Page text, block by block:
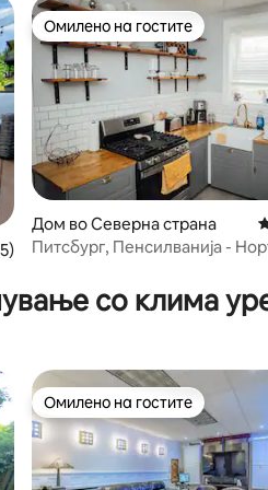
4,98 од 5, 285 рецензии
Омилено на гостите
Омилено на гостите
Дом во Северна страна
Питсбург,
со клима
Омилено на гостите
Омилено на гостите